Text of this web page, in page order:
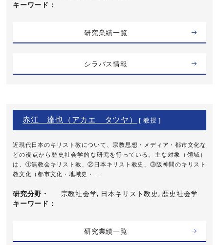
キーワード
研究業績一覧
シラバス情報
赤江 達也（アカエ タツヤ） [ 教授 ]
近現代日本のキリスト教について、宗教思想・メディア・都市文化な
どの視点から歴史社会学的な研究を行っている。主な対象（領域）
は、①無教会キリスト教、②日本キリスト教史、③阪神間のキリスト
教文化（都市文化・地域史・ ...
研究分野・
キーワード
宗教社会学, 日本キリスト教史, 歴史社会学
研究業績一覧